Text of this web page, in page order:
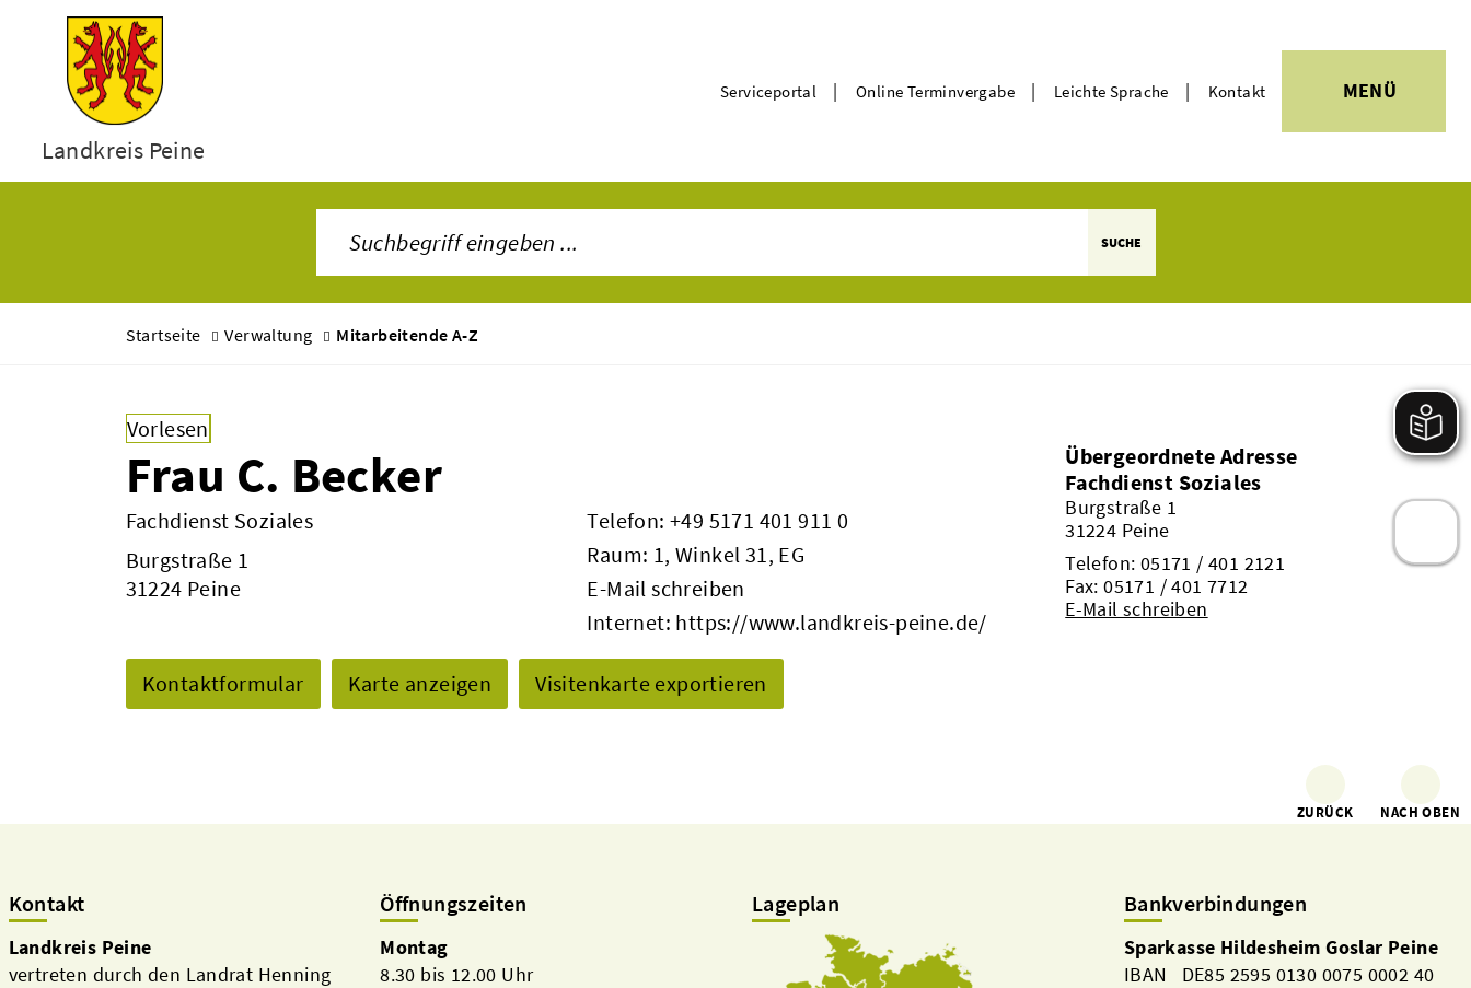
Landkreis Peine
Serviceportal | Online Terminvergabe | Leichte Sprache | Kontakt MENÜ
SUCHE
Startseite Verwaltung Mitarbeitende A-Z
Vorlesen
Frau C. Becker
Fachdienst Soziales
Burgstraße 1
31224 Peine
Telefon: +49 5171 401 911 0
Raum: 1, Winkel 31, EG
E-Mail schreiben
Internet: https://www.landkreis-peine.de/
Kontaktformular Karte anzeigen Visitenkarte exportieren
Übergeordnete Adresse
Fachdienst Soziales
Burgstraße 1
31224 Peine
Telefon: 05171 / 401 2121
Fax: 05171 / 401 7712
E-Mail schreiben
ZURÜCK NACH OBEN
Kontakt
Landkreis Peine
vertreten durch den Landrat Henning
Öffnungszeiten
Montag
8.30 bis 12.00 Uhr
Lageplan Bankverbindungen
Sparkasse Hildesheim Goslar Peine
IBAN DE85 2595 0130 0075 0002 40